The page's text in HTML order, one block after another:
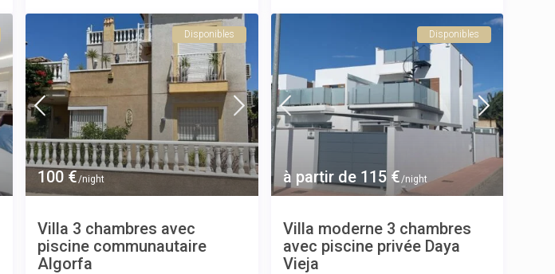
100 €/night
Disponibles
Villa 3 chambres avec
piscine communautaire
Algorfa
à partir de 115 €/night
Disponibles
Villa moderne 3 chambres
avec piscine privée Daya
Vieja